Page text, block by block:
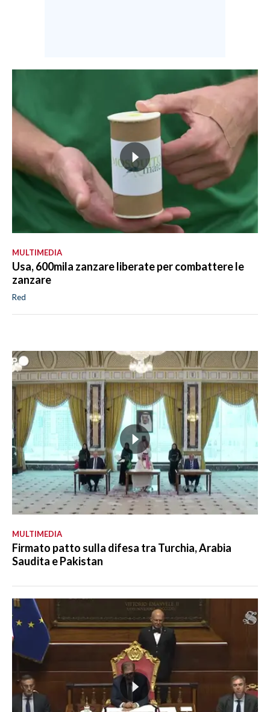
MULTIMEDIA
Usa, 600mila zanzare liberate per combattere le
zanzare
Red
MULTIMEDIA
Firmato patto sulla difesa tra Turchia, Arabia
Saudita e Pakistan